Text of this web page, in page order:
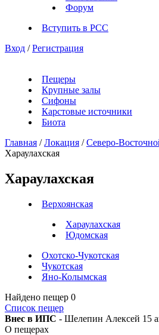
Форум
Вступить в РСС
Вход / Регистрация
Пещеры
Крупные залы
Сифоны
Карстовые источники
Биота
Главная / Локация / Северо-
Хараулахская
Хараулахская
Верхоянская
Хараулахская
Юдомская
Охотско-Чукотская
Чукотская
Яно-Колымская
Найдено пещер 0
Список пещер
Внес в ИПС - Шелепин Алексей 15
О пещерах